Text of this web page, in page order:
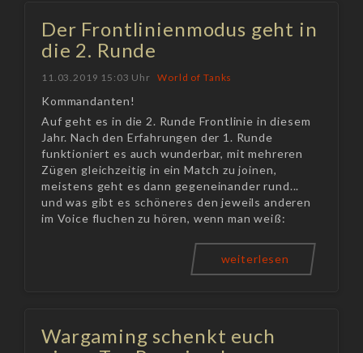
Der Frontlinienmodus geht in
die 2. Runde
11.03.2019 15:03 Uhr World of Tanks
Kommandanten!
Auf geht es in die 2. Runde Frontlinie in diesem
Jahr. Nach den Erfahrungen der 1. Runde
funktioniert es auch wunderbar, mit mehreren
Zügen gleichzeitig in ein Match zu joinen,
meistens geht es dann gegeneinander rund...
und was gibt es schöneres den jeweils anderen
im Voice fluchen zu hören, wenn man weiß:
weiterlesen
Wargaming schenkt euch